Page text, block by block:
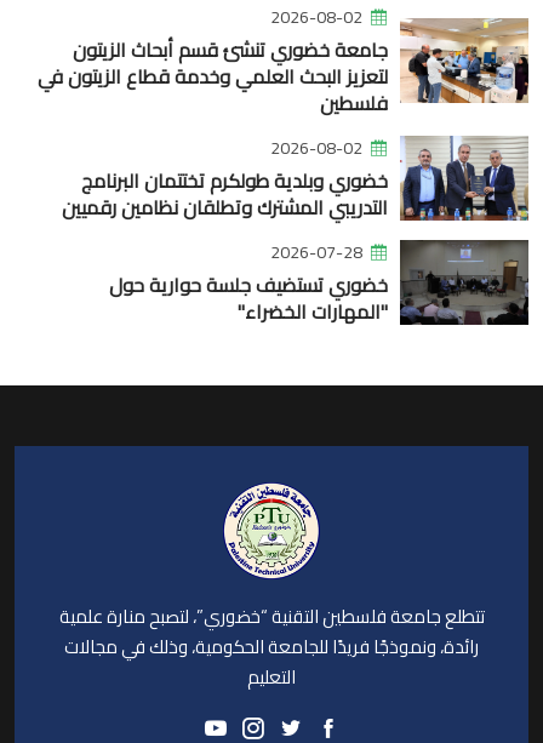
2026-08-02
جامعة خضوري تنشئ قسم أبحاث الزيتون
لتعزيز البحث العلمي وخدمة قطاع الزيتون في
فلسطين
2026-08-02
خضوري وبلدية طولكرم تختتمان البرنامج
التدريبي المشترك وتطلقان نظامين رقميين
2026-07-28
خضوري تستضيف جلسة حوارية حول
"المهارات الخضراء"
تتطلع جامعة فلسطين التقنية “خضوري”، لتصبح منارة علمية
رائدة، ونموذجًا فريدًا للجامعة الحكومية، وذلك في مجالات
التعليم